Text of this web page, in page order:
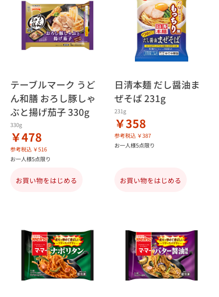
テーブルマーク うど
ん和膳 おろし豚しゃ
ぶと揚げ茄子 330g
330g
￥478
参考税込 ￥516
お一人様5点限り
お買い物をはじめる
日清本麺 だし醤油ま
ぜそば 231g
231g
￥358
参考税込 ￥387
お一人様5点限り
お買い物をはじめる